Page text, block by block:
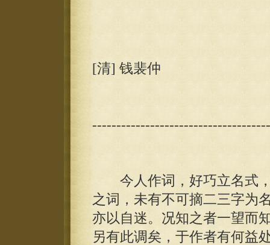
[清] 钱裴仲
今人作词，好巧立名式，
之词，未有不可摘二三字为
亦以自迷。况知之者一望而
另有此调矣，于作者有何益